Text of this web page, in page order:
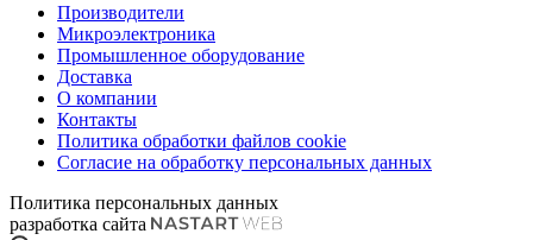
Производители
Микроэлектроника
Промышленное оборудование
Доставка
О компании
Контакты
Политика обработки файлов cookie
Согласие на обработку персональных данных
Политика персональных данных
разработка сайта